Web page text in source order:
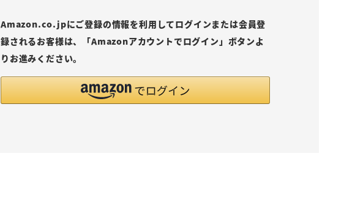
Amazon.co.jpにご登録の情報を利用してログインまたは会員登
録されるお客様は、「Amazonアカウントでログイン」ボタンよ
りお進みください。